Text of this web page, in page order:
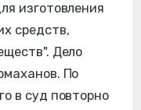
изготовления
средств,
Дело
По
в суд повторно